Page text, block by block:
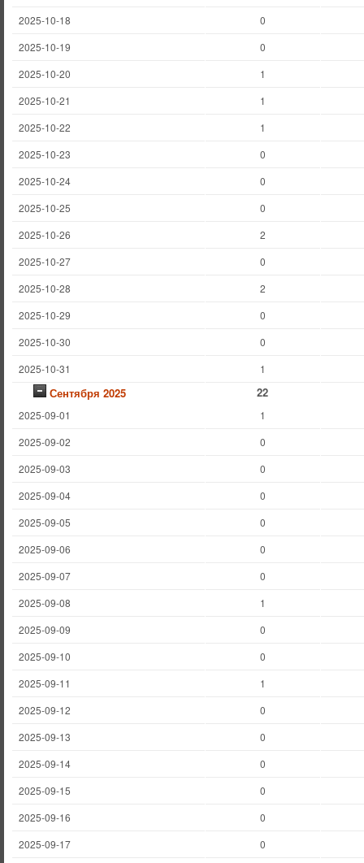
2025-10-18
0
2025-10-19
0
2025-10-20
1
2025-10-21
1
2025-10-22
1
2025-10-23
0
2025-10-24
0
2025-10-25
0
2025-10-26
2
2025-10-27
0
2025-10-28
2
2025-10-29
0
2025-10-30
0
2025-10-31
1
Сентября 2025 22
2025-09-01
1
2025-09-02
0
2025-09-03
0
2025-09-04
0
2025-09-05
0
2025-09-06
0
2025-09-07
0
2025-09-08
1
2025-09-09
0
2025-09-10
0
2025-09-11
1
2025-09-12
0
2025-09-13
0
2025-09-14
0
2025-09-15
0
2025-09-16
0
2025-09-17
0